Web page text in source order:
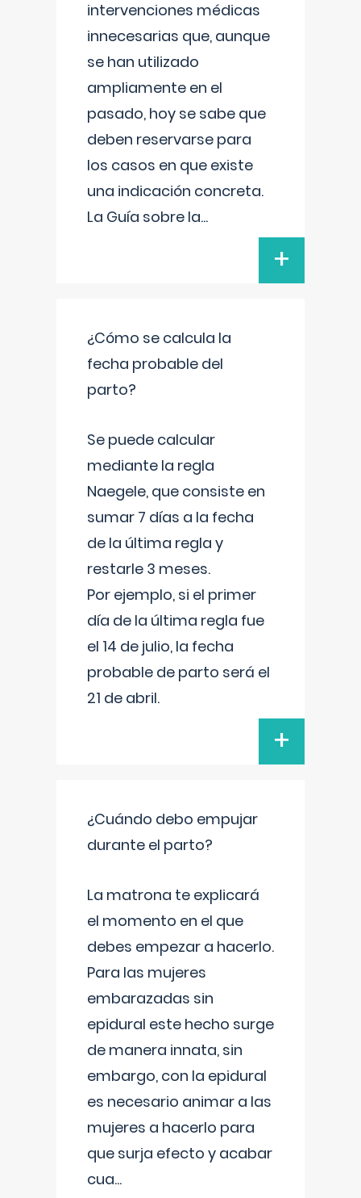
intervenciones médicas
innecesarias que, aunque
se han utilizado
ampliamente en el
pasado, hoy se sabe que
deben reservarse para
los casos en que existe
una indicación concreta.
La Guía sobre la...
+
¿Cómo se calcula la
fecha probable del
parto?
Se puede calcular
mediante la regla
Naegele, que consiste en
sumar 7 días a la fecha
de la última regla y
restarle 3 meses.
Por ejemplo, si el primer
día de la última regla fue
el 14 de julio, la fecha
probable de parto será el
21 de abril.
+
¿Cuándo debo empujar
durante el parto?
La matrona te explicará
el momento en el que
debes empezar a hacerlo.
Para las mujeres
embarazadas sin
epidural este hecho surge
de manera innata, sin
embargo, con la epidural
es necesario animar a las
mujeres a hacerlo para
que surja efecto y acabar
cua...